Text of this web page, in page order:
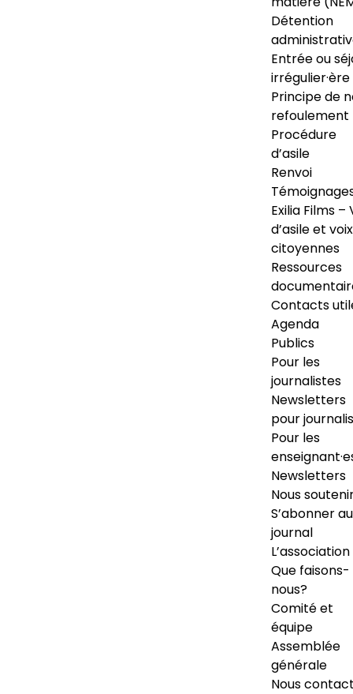
Détention
Entrée ou
irrégulier·ère
Principe de
refoulement
Procédure
d’asile
Renvoi
Exilia Films –
d’asile et voix
citoyennes
Ressources
Contacts
Agenda
Publics
Pour les
journalistes
Newsletters
pour
Pour les
Newsletters
Nous
S’abonner au
journal
L’association
Que faisons-
nous?
Comité et
équipe
Assemblée
générale
Nous